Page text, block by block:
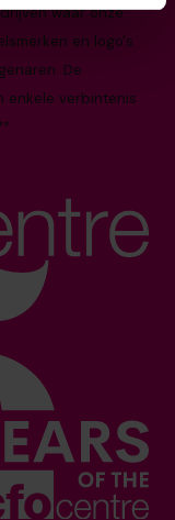
waar onze
en logo's
De
enkele verbintenis